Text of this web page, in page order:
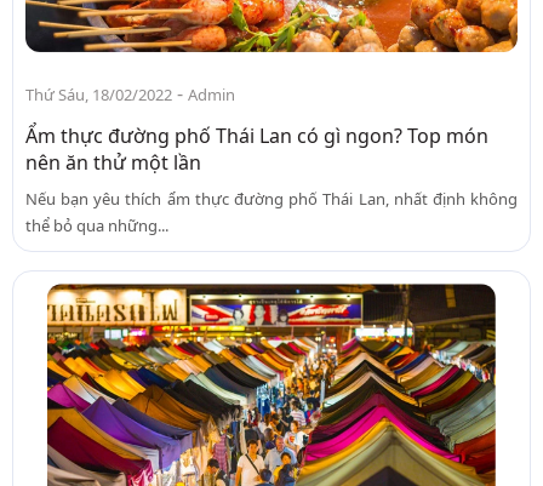
Thứ Sáu, 18/02/2022 - Admin
Ẩm thực đường phố Thái Lan có gì ngon? Top món
nên ăn thử một lần
Nếu bạn yêu thích ẩm thực đường phố Thái Lan, nhất định không
thể bỏ qua những...